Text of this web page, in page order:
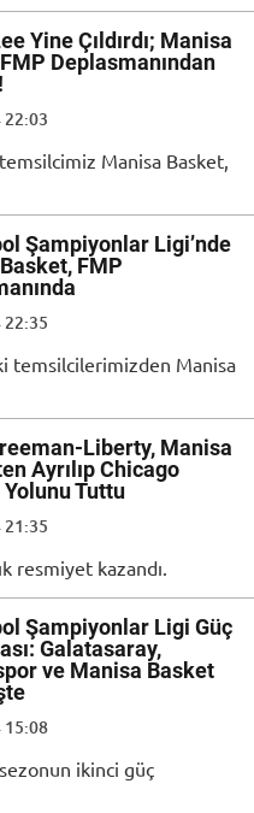
Yine Çıldırdı; Manisa
Deplasmanından
Manisa Basket,
Şampiyonlar Ligi’nde
FMP
temsilcilerimizden Manisa
Liberty, Manisa
Ayrılıp Chicago
Yolunu Tuttu
resmiyet kazandı.
Şampiyonlar Ligi Güç
Galatasaray,
ve Manisa Basket
15:08
ikinci güç